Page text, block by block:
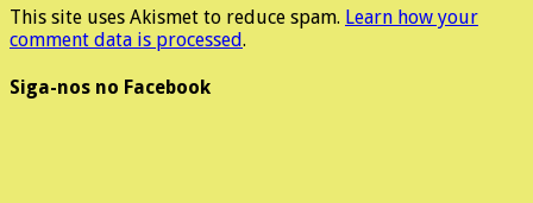
This site uses Akismet to reduce spam. Learn how your
comment data is processed.
Siga-nos no Facebook